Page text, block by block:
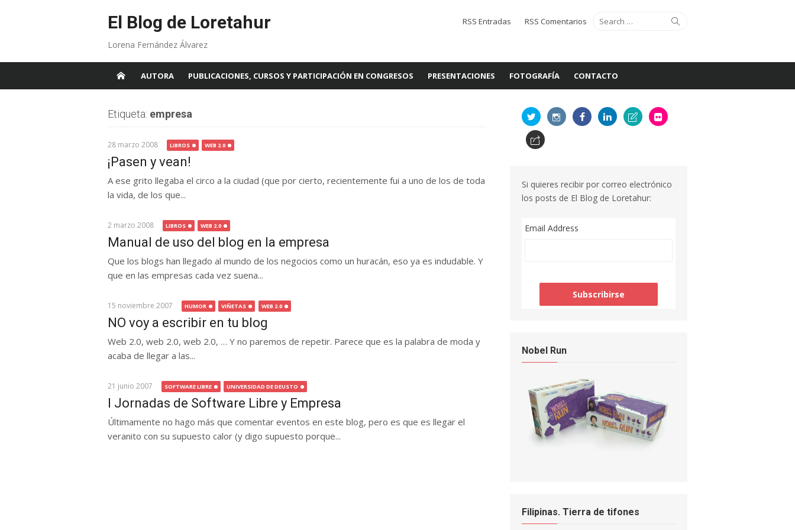
El Blog de Loretahur
Lorena Fernández Álvarez
Search
for:
RSS Entradas RSS Comentarios
AUTORA PUBLICACIONES, CURSOS Y PARTICIPACIÓN EN CONGRESOS PRESENTACIONES FOTOGRAFÍA CONTACTO
Etiqueta: empresa
28 marzo 2008 LIBROS WEB 2.0
¡Pasen y vean!
A ese grito llegaba el circo a la ciudad (que por cierto, recientemente fui a uno de los de toda
la vida, de los que...
2 marzo 2008 LIBROS WEB 2.0
Manual de uso del blog en la empresa
Que los blogs han llegado al mundo de los negocios como un huracán, eso ya es indudable. Y
que en las empresas cada vez suena...
15 noviembre 2007 HUMOR VIÑETAS WEB 2.0
NO voy a escribir en tu blog
Web 2.0, web 2.0, web 2.0, … Y no paremos de repetir. Parece que es la palabra de moda y
acaba de llegar a las...
21 junio 2007 SOFTWARE LIBRE UNIVERSIDAD DE DEUSTO
I Jornadas de Software Libre y Empresa
Últimamente no hago más que comentar eventos en este blog, pero es que es llegar el
veranito con su supuesto calor (y digo supuesto porque...
Si quieres recibir por correo electrónico
los posts de El Blog de Loretahur:
Email Address
Nobel Run
Filipinas. Tierra de tifones